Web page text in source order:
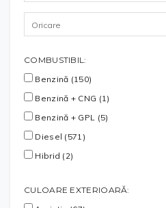
COMBUSTIBIL:
Benzină (150)
Benzină + CNG (1)
Benzină + GPL (5)
Diesel (571)
Hibrid (2)
CULOARE EXTERIOARĂ: